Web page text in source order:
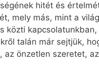
hitét és
mely más, mint a
közti
talán már sejtjük,
önzetlen szeretet,